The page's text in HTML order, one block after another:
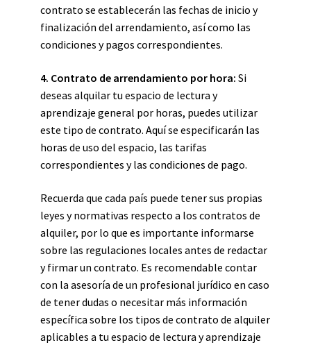
contrato se establecerán las fechas de inicio y
finalización del arrendamiento, así como las
condiciones y pagos correspondientes.
4. Contrato de arrendamiento por hora: Si
deseas alquilar tu espacio de lectura y
aprendizaje general por horas, puedes utilizar
este tipo de contrato. Aquí se especificarán las
horas de uso del espacio, las tarifas
correspondientes y las condiciones de pago.
Recuerda que cada país puede tener sus propias
leyes y normativas respecto a los contratos de
alquiler, por lo que es importante informarse
sobre las regulaciones locales antes de redactar
y firmar un contrato. Es recomendable contar
con la asesoría de un profesional jurídico en caso
de tener dudas o necesitar más información
específica sobre los tipos de contrato de alquiler
aplicables a tu espacio de lectura y aprendizaje